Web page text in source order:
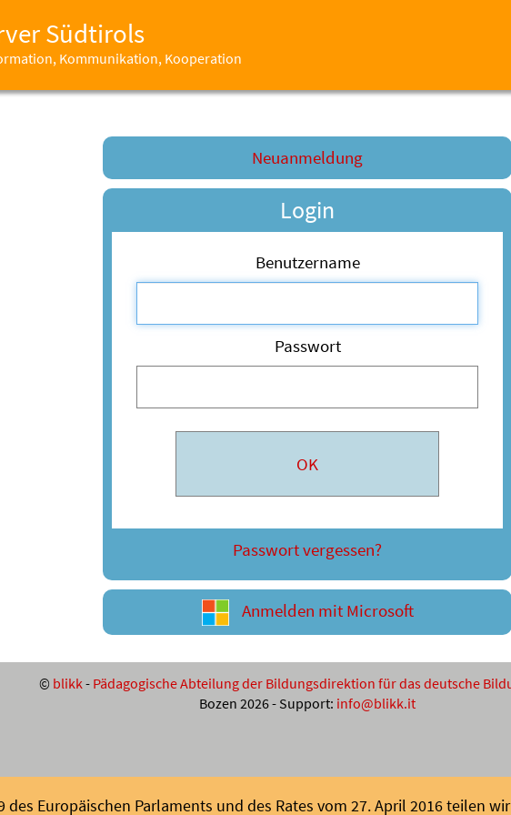
Südtirols
Kommunikation, Kooperation
Neuanmeldung
Login
Benutzername
Passwort
Passwort vergessen?
Anmelden mit Microsoft
© blikk- Pädagogische Abteilung der Bildungsdirektion für das deutsche
Bozen 2026 - Support: info@blikk.it
des Europäischen Parlaments und des Rates vom 27. April 2016 teilen